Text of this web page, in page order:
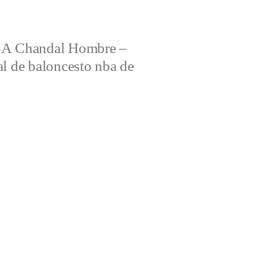
Chandal Hombre –
de baloncesto nba de